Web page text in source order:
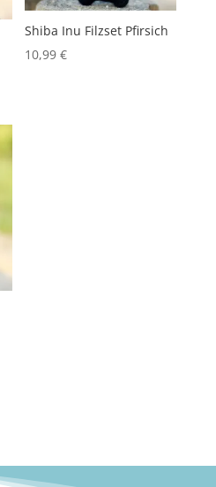
Shiba Inu Filzset Pfirsich
10,99€